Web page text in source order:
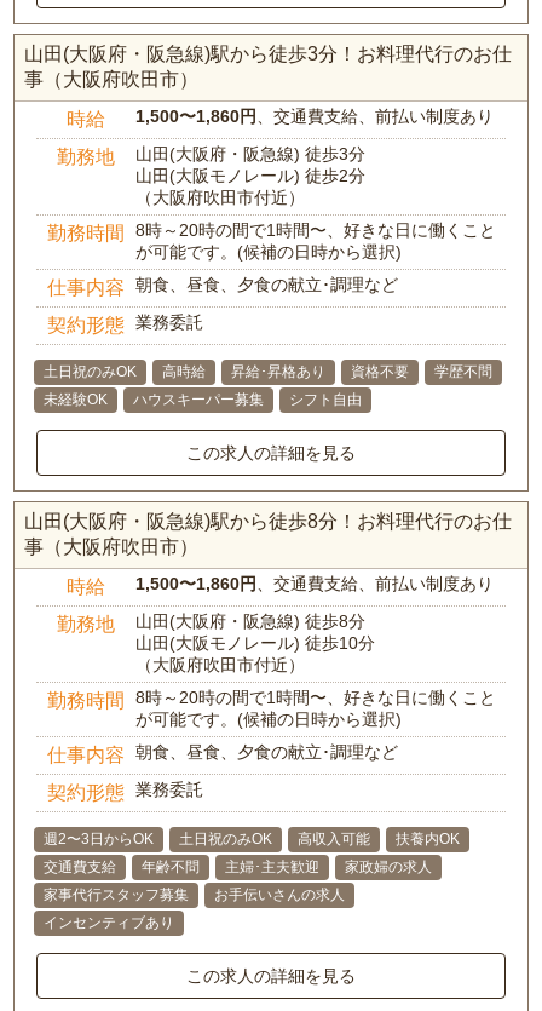
山田(大阪府・阪急線)駅から徒歩3分！お料理代行のお仕
事（大阪府吹田市）
時給 1,500〜1,860円、交通費支給、前払い制度あり
勤務地
山田(大阪府・阪急線) 徒歩3分
山田(大阪モノレール) 徒歩2分
（大阪府吹田市付近）
勤務時間
8時～20時の間で1時間〜、好きな日に働くこと
が可能です。(候補の日時から選択)
仕事内容 朝食、昼食、夕食の献立･調理など
契約形態 業務委託
土日祝のみOK 高時給 昇給･昇格あり 資格不要
学歴不問
未経験OK
ハウスキーパー募集 シフト自由
この求人の詳細を見る
山田(大阪府・阪急線)駅から徒歩8分！お料理代行のお仕
事（大阪府吹田市）
時給 1,500〜1,860円、交通費支給、前払い制度あり
勤務地
山田(大阪府・阪急線) 徒歩8分
山田(大阪モノレール) 徒歩10分
（大阪府吹田市付近）
勤務時間
8時～20時の間で1時間〜、好きな日に働くこと
が可能です。(候補の日時から選択)
仕事内容 朝食、昼食、夕食の献立･調理など
契約形態 業務委託
週2〜3日からOK 土日祝のみOK 高収入可能
扶養内OK
交通費支給
年齢不問 主婦･主夫歓迎
家政婦の求人
家事代行スタッフ募集
お手伝いさんの求人
インセンティブあり
この求人の詳細を見る